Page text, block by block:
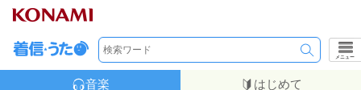
メニュー
音楽 はじめて